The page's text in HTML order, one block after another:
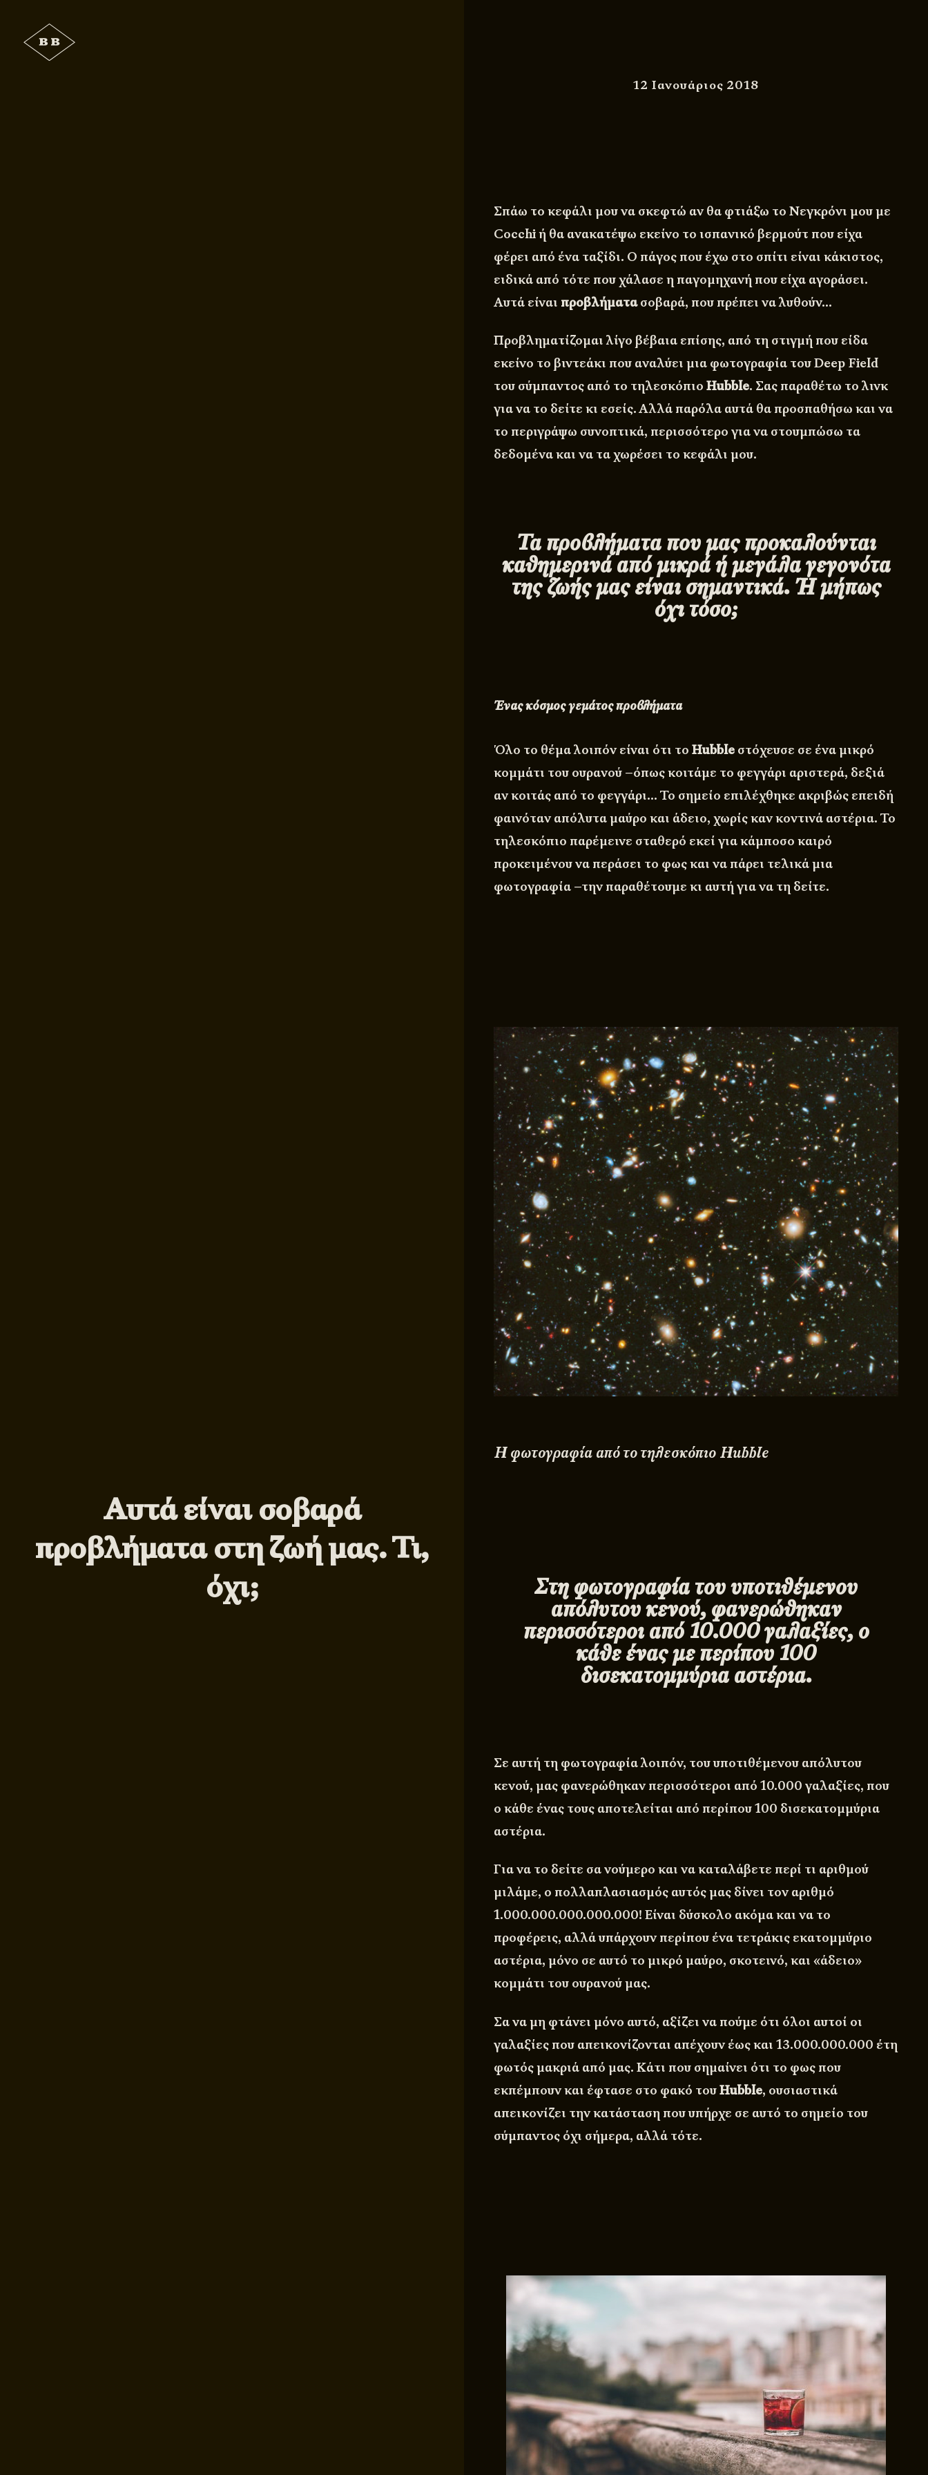
Αυτά είναι σοβαρά
προβλήματα στη ζωή μας. Τι,
όχι;
12 Ιανουάριος 2018
Σπάω το κεφάλι μου να σκεφτώ αν θα φτιάξω το Νεγκρόνι μου με
Cocchiή θα ανακατέψω εκείνο το ισπανικό βερμούτ που είχα
φέρει από ένα ταξίδι. Ο πάγος που έχω στο σπίτι είναι κάκιστος,
ειδικά από τότε που χάλασε η παγομηχανή που είχα αγοράσει.
Αυτά είναι προβλήματασοβαρά, που πρέπει να λυθούν…
Προβληματίζομαι λίγο βέβαια επίσης, από τη στιγμή που είδα
εκείνο το βιντεάκι που αναλύει μια φωτογραφία τουDeep Field
του σύμπαντος από το τηλεσκόπιοHubble. Σας παραθέτω τολινκ
για να το δείτε κι εσείς. Αλλά παρόλα αυτά θα προσπαθήσω και να
το περιγράψω συνοπτικά, περισσότερο για να στουμπώσω τα
δεδομένα και να τα χωρέσει το κεφάλι μου.
Τα προβλήματα που μας προκαλούνται
καθημερινά από μικρά ή μεγάλα γεγονότα
της ζωής μας είναι σημαντικά. Ή μήπως
όχι τόσο;
Ένας κόσμος γεμάτος προβλήματα
Όλο το θέμα λοιπόν είναι ότι τοHubble στόχευσε σε ένα μικρό
κομμάτι του ουρανού –όπως κοιτάμε το φεγγάρι αριστερά, δεξιά
αν κοιτάς από το φεγγάρι… Το σημείο επιλέχθηκε ακριβώς επειδή
φαινόταν απόλυτα μαύρο και άδειο, χωρίς καν κοντινά αστέρια. Το
τηλεσκόπιο παρέμεινε σταθερό εκεί για κάμποσο καιρό
προκειμένου να περάσει το φως και να πάρει τελικά μια
φωτογραφία –την παραθέτουμε κι αυτή για να τη δείτε.
Η φωτογραφία από το τηλεσκόπιο Hubble
Στη φωτογραφία του υποτιθέμενου
απόλυτου κενού, φανερώθηκαν
περισσότεροι από 10.000 γαλαξίες, ο
κάθε ένας με περίπου 100
δισεκατομμύρια αστέρια.
Σε αυτή τη φωτογραφία λοιπόν, του υποτιθέμενου απόλυτου
κενού, μας φανερώθηκαν περισσότεροι από 10.000 γαλαξίες, που
ο κάθε ένας τους αποτελείται από περίπου 100 δισεκατομμύρια
αστέρια.
Για να το δείτε σα νούμερο και να καταλάβετε περί τι αριθμού
μιλάμε, ο πολλαπλασιασμός αυτός μας δίνει τον αριθμό
1.000.000.000.000.000! Είναι δύσκολο ακόμα και να το
προφέρεις, αλλά υπάρχουν περίπου ένα τετράκις εκατομμύριο
αστέρια, μόνο σε αυτό το μικρό μαύρο, σκοτεινό, και «άδειο»
κομμάτι του ουρανού μας.
Σα να μη φτάνει μόνο αυτό, αξίζει να πούμε ότι όλοι αυτοί οι
γαλαξίες που απεικονίζονται απέχουν έως και 13.000.000.000 έτη
φωτός μακριά από μας. Κάτι που σημαίνει ότι το φως που
εκπέμπουν και έφτασε στο φακό τουHubble, ουσιαστικά
απεικονίζει την κατάσταση που υπήρχε σε αυτό το σημείο του
σύμπαντος όχι σήμερα, αλλά τότε.